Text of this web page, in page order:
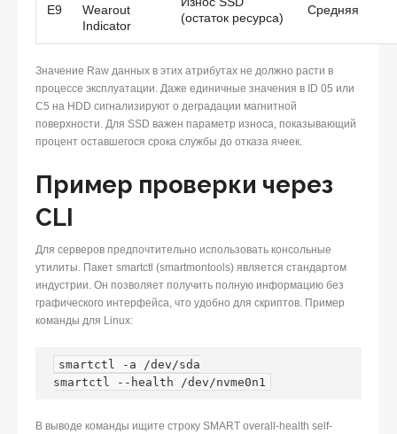
E9
Wearout
Indicator
(остаток ресурса)
Средняя
Значение Raw данных в этих атрибутах не должно расти в
процессе эксплуатации. Даже единичные значения в ID 05 или
C5 на HDD сигнализируют о деградации магнитной
поверхности. Для SSD важен параметр износа, показывающий
процент оставшегося срока службы до отказа ячеек.
Пример проверки через
CLI
Для серверов предпочтительно использовать консольные
утилиты. Пакет smartctl (smartmontools) является стандартом
индустрии. Он позволяет получить полную информацию без
графического интерфейса, что удобно для скриптов. Пример
команды для Linux:
smartctl -a /dev/sda
smartctl --health /dev/nvme0n1
В выводе команды ищите строку SMART overall-health self-